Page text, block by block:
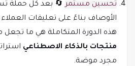
تحسين مستمر🔄 بعد كل حملة
الأوصاف بناءً على تعليقات
هذه الدورة المتكاملة هي ما تجعل
منتجات بالذكاء الاصطناعي
مجرد موضة.